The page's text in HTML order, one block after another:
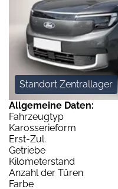
Standort Zentrallager
Allgemeine Daten:
Fahrzeugtyp
Karosserieform
Erst-Zul.
Getriebe
Kilometerstand
Anzahl der Türen
Farbe